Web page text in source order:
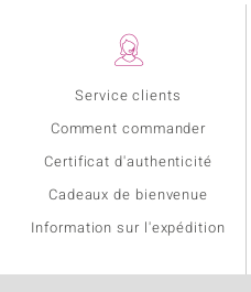
Service clients
Comment commander
Certificat d'authenticité
Cadeaux de bienvenue
Information sur l'expédition